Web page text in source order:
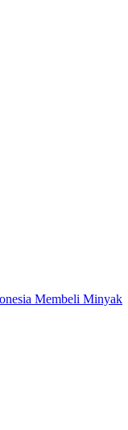
Membeli Minyak